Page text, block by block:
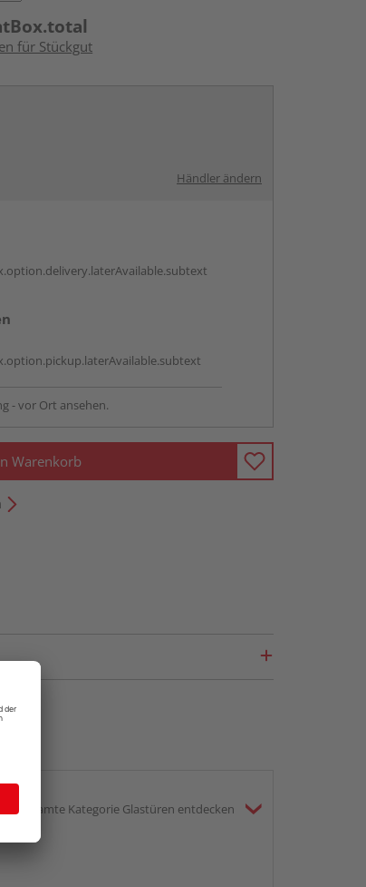
für Stückgut
Händler ändern
- vor Ort ansehen.
Warenkorb
gesamte Kategorie Glastüren entdecken